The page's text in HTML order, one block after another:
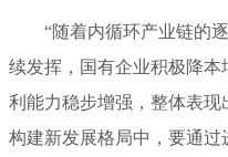
“随着内循环产业链的
续发挥，国有企业积极降
利能力稳步增强，整体表
构建新发展格局中，要通